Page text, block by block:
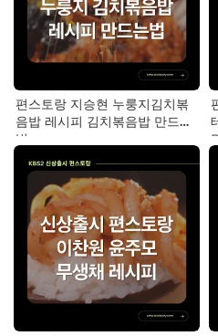
편스토랑 지승현 누룽지김치볶
음밥 레시피 김치볶음밥 만드는
법